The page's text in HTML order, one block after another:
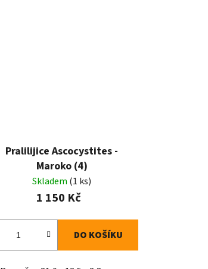
Pralilijice Ascocystites -
Maroko (4)
Skladem (1 ks)
1 150 Kč
DO KOŠÍKU